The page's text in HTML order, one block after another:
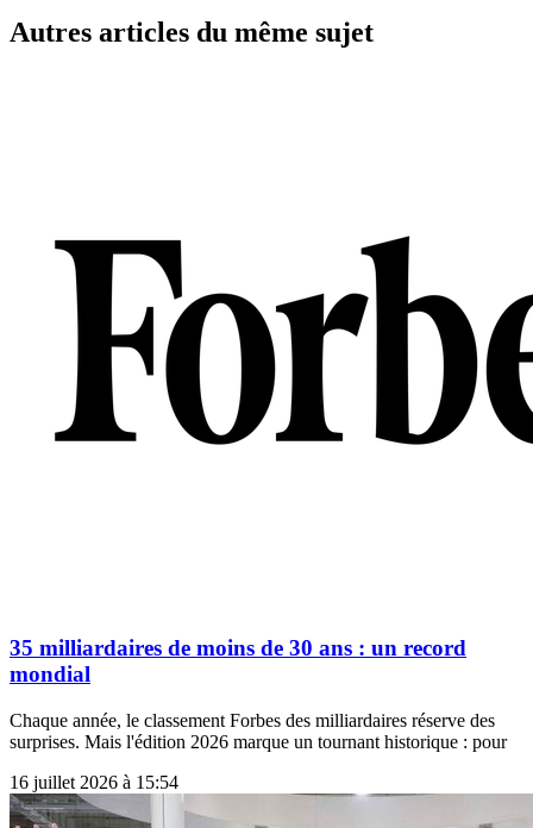
Autres articles du même sujet
35 milliardaires de moins de 30 ans : un record
mondial
Chaque année, le classement Forbes des milliardaires réserve des
surprises. Mais l'édition 2026 marque un tournant historique : pour
16 juillet 2026 à 15:54